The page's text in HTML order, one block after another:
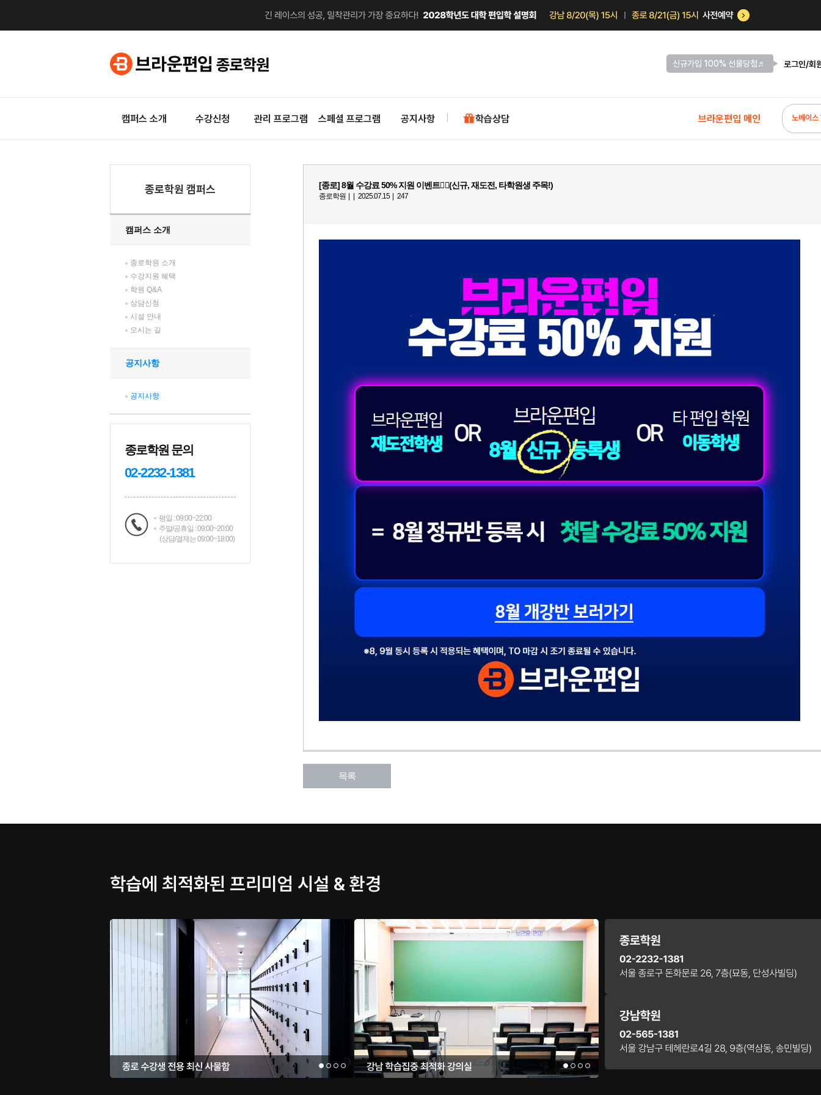
신규가입 100% 선물당첨♬ 로그인/회
캠퍼스 소개 수강신청 관리 프로그램 스페셜 프로그램 공지사항 학습상담 브라운편입 메인 노베이스
종로학원 캠퍼스
캠퍼스 소개
종로학원 소개
수강지원 혜택
학원 Q&A
상담신청
시설 안내
오시는 길
공지사항
공지사항
종로학원 문의
02-2232-1381
평일 : 09:00~22:00
주말/공휴일 : 09:00~20:00
(상담/결제는 09:00~18:00)
학습에 최적화된 프리미엄 시설 & 환경